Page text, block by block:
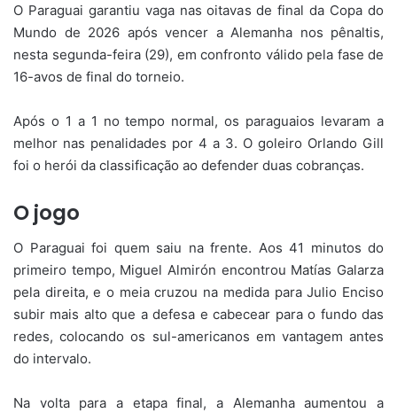
O Paraguai garantiu vaga nas oitavas de final da Copa do
Mundo de 2026 após vencer a Alemanha nos pênaltis,
nesta segunda-feira (29), em confronto válido pela fase de
16-avos de final do torneio.
Após o 1 a 1 no tempo normal, os paraguaios levaram a
melhor nas penalidades por 4 a 3. O goleiro Orlando Gill
foi o herói da classificação ao defender duas cobranças.
O jogo
O Paraguai foi quem saiu na frente. Aos 41 minutos do
primeiro tempo, Miguel Almirón encontrou Matías Galarza
pela direita, e o meia cruzou na medida para Julio Enciso
subir mais alto que a defesa e cabecear para o fundo das
redes, colocando os sul-americanos em vantagem antes
do intervalo.
Na volta para a etapa final, a Alemanha aumentou a